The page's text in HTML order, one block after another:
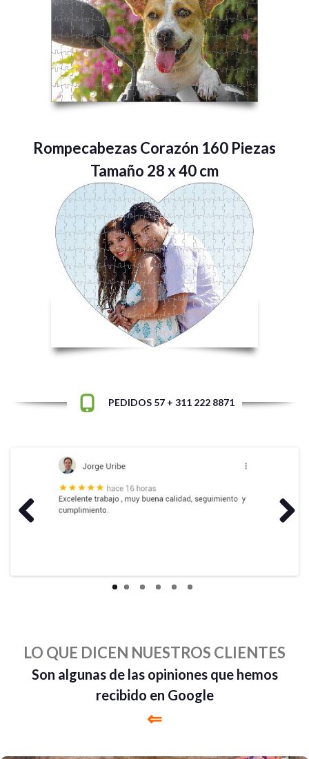
Rompecabezas Corazón 160 Piezas
Tamaño 28 x 40 cm
PEDIDOS 57 + 311 222 8871
LO QUE DICEN NUESTROS CLIENTES
Son algunas de las opiniones que hemos
recibido en Google
⇐